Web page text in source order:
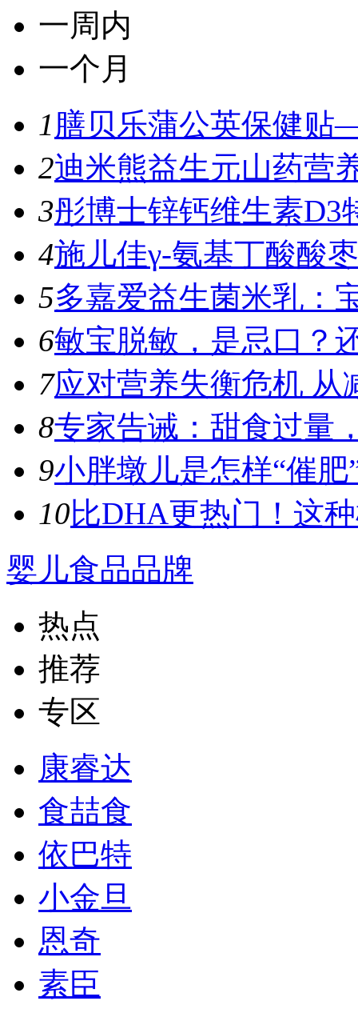
一周内
一个月
1 膳贝乐蒲公英保健
2迪米熊益生元山药营
3彤博士锌钙维生素
4施儿佳γ-氨基丁酸酸
5多嘉爱益生菌米乳：
6敏宝脱敏，是忌口？
7应对营养失衡危机 从
8专家告诫：甜食过量
9小胖墩儿是怎样“催
10比DHA更热门！这
婴儿食品品牌
热点
推荐
专区
康睿达
食喆食
依巴特
小金旦
恩奇
素臣